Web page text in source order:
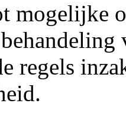
mogelijke
regels